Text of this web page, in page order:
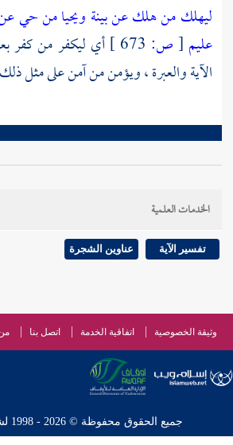
ليهلك من هلك عن بينة ويحيا من حي عن
عليم [ص:
أي ليكفر من كفر
الآية والعبرة ، ويؤمن من آمن على مثل
الخدمات العلمية
تفسير الآية عناوين الشجرة
وثيقة الخصوصية اتفاقية الخدمة اتصل بنا
جميع الحقوق محفوظة © 2026 - 1998 لشبكة إسلام ويب